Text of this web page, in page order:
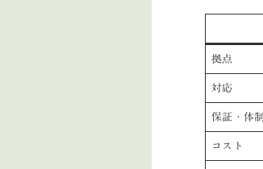
拠点
対応
保証・体制
コスト